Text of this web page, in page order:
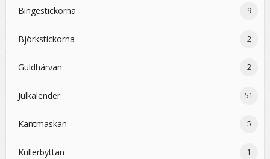
Bingestickorna 9
Björkstickorna 2
Guldhärvan 2
Julkalender 51
Kantmaskan 5
Kullerbyttan 1